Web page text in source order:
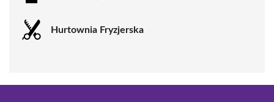
Hurtownia Fryzjerska